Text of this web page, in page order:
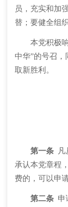
员，充实和加
替；要健全组
本党积极
中华”的号召
取新胜利。
第一条
承认本党章程
费的，可以申
第二条 申